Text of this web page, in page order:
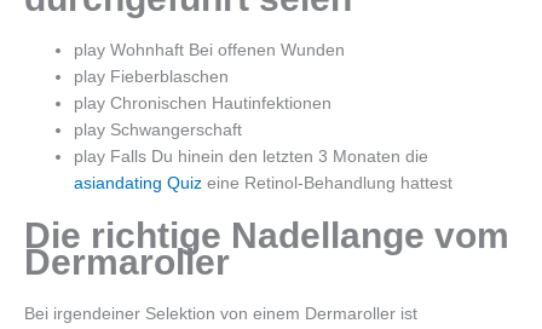
play Wohnhaft Bei offenen Wunden
play Fieberblaschen
play Chronischen Hautinfektionen
play Schwangerschaft
play Falls Du hinein den letzten 3 Monaten die
asiandating Quiz eine Retinol-Behandlung hattest
Die richtige Nadellange vom
Dermaroller
Bei irgendeiner Selektion von einem Dermaroller ist